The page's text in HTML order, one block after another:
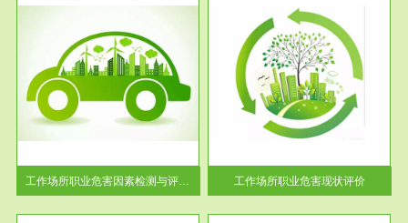
工作场所职业危害因素检测与评价...
服务范围
工作场所职业危害现状评价
【现状评价意义】：具体因素---
-通过质谱分析等多种手段明确
工作场...
工作场所职业危害现状评价